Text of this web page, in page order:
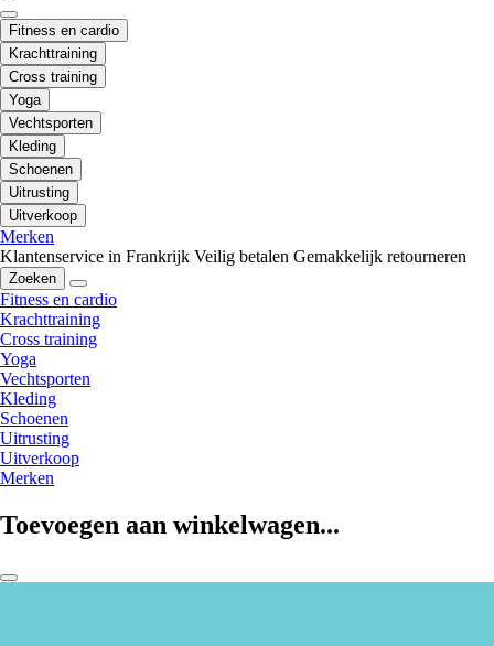
Fitness en cardio
Krachttraining
Cross training
Yoga
Vechtsporten
Kleding
Schoenen
Uitrusting
Uitverkoop
Merken
Klantenservice in Frankrijk Veilig betalen Gemakkelijk retourneren
Zoeken
Fitness en cardio
Krachttraining
Cross training
Yoga
Vechtsporten
Kleding
Schoenen
Uitrusting
Uitverkoop
Merken
Toevoegen aan winkelwagen...